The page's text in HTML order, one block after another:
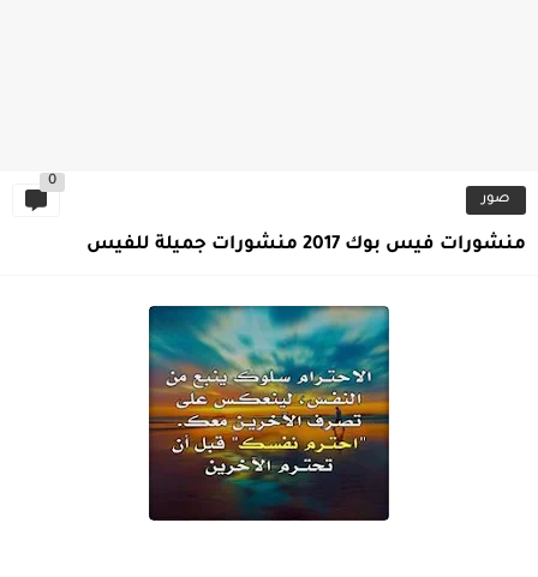
صور
0
منشورات فيس بوك 2017 منشورات جميلة للفيس